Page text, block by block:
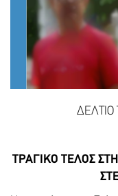
ΔΕΛΤΙΟ
ΤΡΑΓΙΚΟ ΤΕΛΟΣ